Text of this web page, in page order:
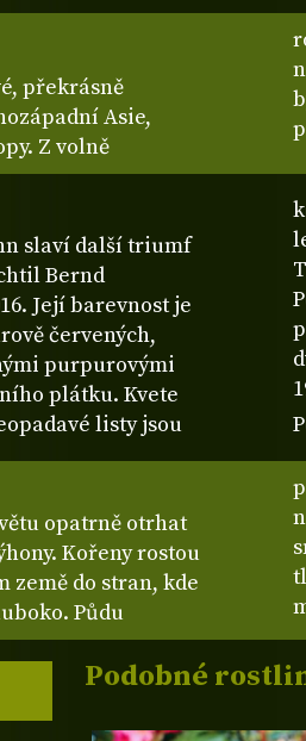
překrásně
Asie,
Z volně
slaví další triumf
Bernd
Její barevnost je
červených,
purpurovými
plátku. Kvete
listy jsou
opatrně otrhat
Kořeny rostou
země do stran, kde
Půdu
Podobné